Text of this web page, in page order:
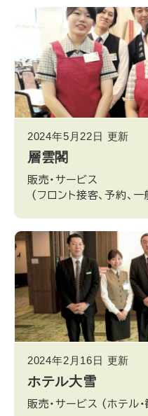
2024年5月22日 更新
層雲閣
販売・サービス
(フロント接客、予約、
2024年2月16日 更新
ホテル大雪
販売・サービス (ホテル